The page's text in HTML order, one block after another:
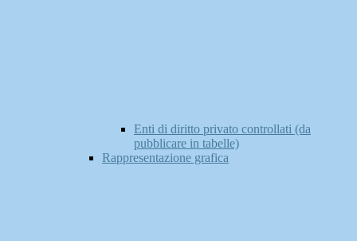
Enti di diritto privato controllati (da
pubblicare in tabelle)
Rappresentazione grafica